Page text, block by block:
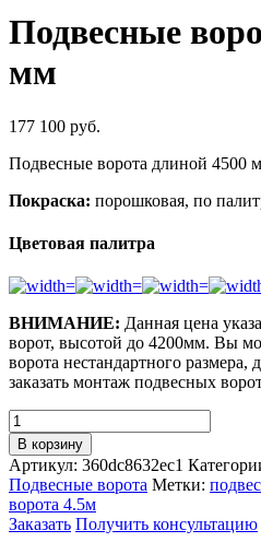
Подвесные
мм
177 100 руб.
Подвесные ворота длиной 4500
Покраска: порошковая, по
Цветовая палитра
ВНИМАНИЕ: Данная цена
ворот, высотой до 4200мм. Вы
ворота нестандартного размера,
заказать монтаж подвесных
Количество
товара
Подвесные
ворота
4500х4200
мм
В корзину
Артикул: 360dc8632ec1
Подвесные ворота Метки:
ворота 4.5м
Заказать Получить консультацию